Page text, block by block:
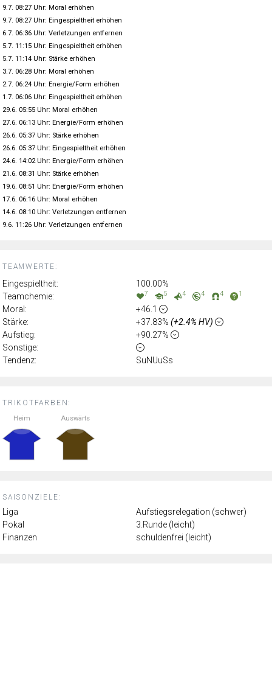
TRIKOTFARBEN:
Heim Auswärts
SAISONZIELE:
Liga
Aufstiegsrelegation (schwer)
Pokal
3.Runde (leicht)
Finanzen
schuldenfrei (leicht)
TEAMWERTE:
Eingespieltheit:
100.00%
Teamchemie:
7 5 4 4 4 1
Moral:
+46.1
Stärke:
+37.83% (+2.4% HV)
Aufstieg:
+90.27%
Sonstige:
Tendenz:
SuNUuSs
9.7. 08:27 Uhr: Moral erhöhen
9.7. 08:27 Uhr: Eingespieltheit erhöhen
6.7. 06:36 Uhr: Verletzungen entfernen
5.7. 11:15 Uhr: Eingespieltheit erhöhen
5.7. 11:14 Uhr: Stärke erhöhen
3.7. 06:28 Uhr: Moral erhöhen
2.7. 06:24 Uhr: Energie/Form erhöhen
1.7. 06:06 Uhr: Eingespieltheit erhöhen
29.6. 05:55 Uhr: Moral erhöhen
27.6. 06:13 Uhr: Energie/Form erhöhen
26.6. 05:37 Uhr: Stärke erhöhen
26.6. 05:37 Uhr: Eingespieltheit erhöhen
24.6. 14:02 Uhr: Energie/Form erhöhen
21.6. 08:31 Uhr: Stärke erhöhen
19.6. 08:51 Uhr: Energie/Form erhöhen
17.6. 06:16 Uhr: Moral erhöhen
14.6. 08:10 Uhr: Verletzungen entfernen
9.6. 11:26 Uhr: Verletzungen entfernen